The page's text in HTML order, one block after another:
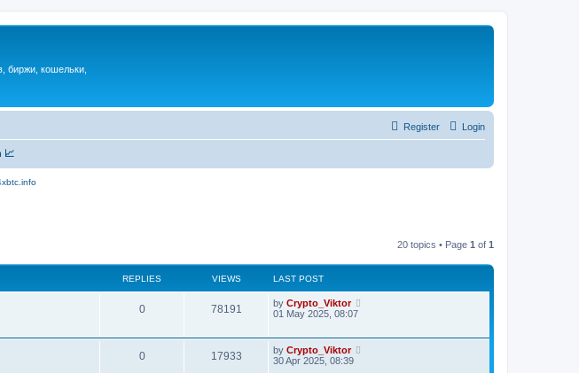
биржи, кошельки,
Login
Register
📈
20 topics • Page 1 of 1
REPLIES VIEWS LAST POST
0 78191 by Crypto_Viktor
01 May 2025, 08:07
0 17933 by Crypto_Viktor
30 Apr 2025, 08:39